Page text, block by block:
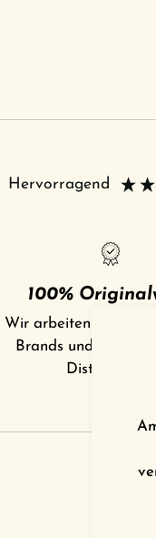
Hervorragend
100%
Wir arbeiten nur
Brands und deren
Distributoren